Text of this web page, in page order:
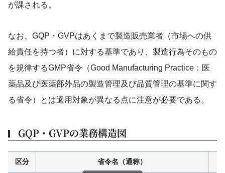
が課される。
なお、GQP・GVPはあくまで製造販売業者（市場への供
給責任を持つ者）に対する基準であり、製造行為そのもの
を規律するGMP省令（Good Manufacturing Practice：医
薬品及び医薬部外品の製造管理及び品質管理の基準に関す
る省令）とは適用対象が異なる点に注意が必要である。
GQP・GVPの業務構造図
区分 省令名（通称）